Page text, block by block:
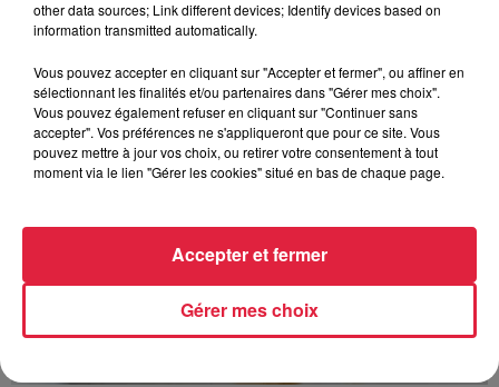
other data sources; Link different devices; Identify devices based on
information transmitted automatically.
Vous pouvez accepter en cliquant sur "Accepter et fermer", ou affiner en
sélectionnant les finalités et/ou partenaires dans "Gérer mes choix".
Vous pouvez également refuser en cliquant sur "Continuer sans
accepter". Vos préférences ne s'appliqueront que pour ce site. Vous
pouvez mettre à jour vos choix, ou retirer votre consentement à tout
moment via le lien "Gérer les cookies" situé en bas de chaque page.
Gérer mes choix
Accepter et fermer